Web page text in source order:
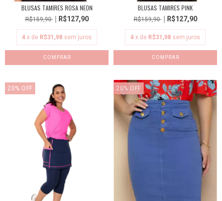
BLUSAS TAMIRES ROSA NEON
R$159,90 R$127,90
4 x de R$31,98 sem juros
COMPRAR
BLUSAS TAMIRES PINK
R$159,90 R$127,90
4 x de R$31,98 sem juros
COMPRAR
20% OFF 20% OFF